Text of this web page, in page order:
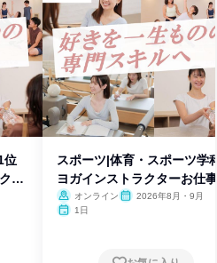
位
タ
スポーツ|体育・スポーツ学
ヨガインストラクターお仕
験
オンライン
2026年8月・9月
1日